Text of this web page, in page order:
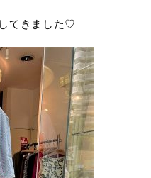
てきました♡